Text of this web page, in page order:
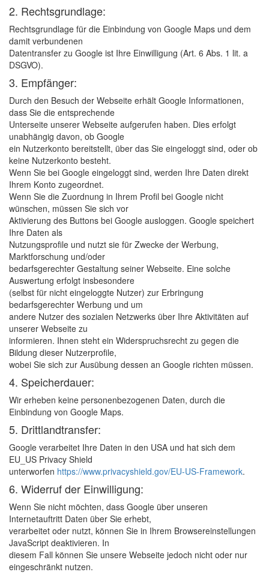
2. Rechtsgrundlage:
Rechtsgrundlage für die Einbindung von Google Maps und dem
damit verbundenen
Datentransfer zu Google ist Ihre Einwilligung (Art. 6 Abs. 1 lit. a
DSGVO).
3. Empfänger:
Durch den Besuch der Webseite erhält Google Informationen,
dass Sie die entsprechende
Unterseite unserer Webseite aufgerufen haben. Dies erfolgt
unabhängig davon, ob Google
ein Nutzerkonto bereitstellt, über das Sie eingeloggt sind, oder ob
keine Nutzerkonto besteht.
Wenn Sie bei Google eingeloggt sind, werden Ihre Daten direkt
Ihrem Konto zugeordnet.
Wenn Sie die Zuordnung in Ihrem Profil bei Google nicht
wünschen, müssen Sie sich vor
Aktivierung des Buttons bei Google ausloggen. Google speichert
Ihre Daten als
Nutzungsprofile und nutzt sie für Zwecke der Werbung,
Marktforschung und/oder
bedarfsgerechter Gestaltung seiner Webseite. Eine solche
Auswertung erfolgt insbesondere
(selbst für nicht eingeloggte Nutzer) zur Erbringung
bedarfsgerechter Werbung und um
andere Nutzer des sozialen Netzwerks über Ihre Aktivitäten auf
unserer Webseite zu
informieren. Ihnen steht ein Widerspruchsrecht zu gegen die
Bildung dieser Nutzerprofile,
wobei Sie sich zur Ausübung dessen an Google richten müssen.
4. Speicherdauer:
Wir erheben keine personenbezogenen Daten, durch die
Einbindung von Google Maps.
5. Drittlandtransfer:
Google verarbeitet Ihre Daten in den USA und hat sich dem
EU_US Privacy Shield
unterworfen https://www.privacyshield.gov/EU-US-Framework.
6. Widerruf der Einwilligung:
Wenn Sie nicht möchten, dass Google über unseren
Internetauftritt Daten über Sie erhebt,
verarbeitet oder nutzt, können Sie in Ihrem Browsereinstellungen
JavaScript deaktivieren. In
diesem Fall können Sie unsere Webseite jedoch nicht oder nur
eingeschränkt nutzen.